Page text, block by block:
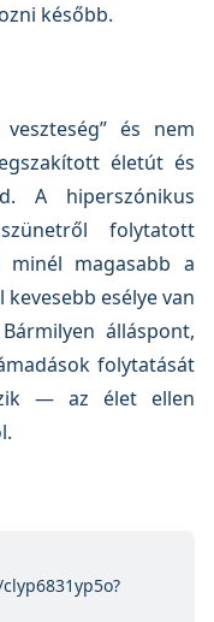
később.
és nem
életút és
A hiperszónikus
folytatott
minél magasabb a
esélye van
álláspont,
folytatását
— az élet ellen